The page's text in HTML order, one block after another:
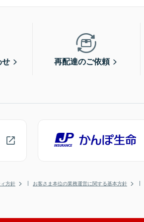
せ 再配達のご依頼
方針 お客さま本位の業務運営に関する基本方針